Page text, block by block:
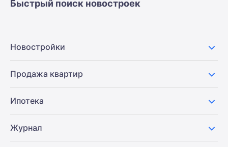
Быстрый поиск новостроек
Новостройки
Продажа квартир
Ипотека
Журнал